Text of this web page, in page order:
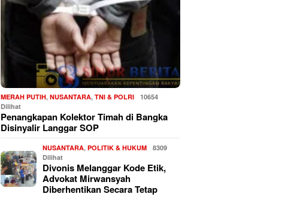
MERAH PUTIH,NUSANTARA,TNI & POLRI
10654
Dilihat
Penangkapan Kolektor Timah di Bangka
Disinyalir Langgar SOP
NUSANTARA,POLITIK & HUKUM
8309
Dilihat
Divonis Melanggar Kode Etik,
Advokat Mirwansyah
Diberhentikan Secara Tetap